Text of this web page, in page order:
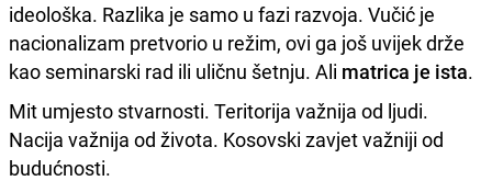
ideološka. Razlika je samo u fazi razvoja. Vučić je
nacionalizam pretvorio u režim, ovi ga još uvijek drže
kao seminarski rad ili uličnu šetnju. Ali matrica je ista.
Mit umjesto stvarnosti. Teritorija važnija od ljudi.
Nacija važnija od života. Kosovski zavjet važniji od
budućnosti.